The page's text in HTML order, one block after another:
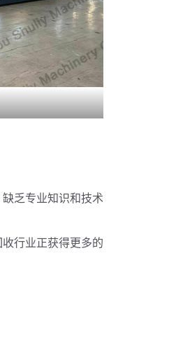
乏专业知识和技术
行业正获得更多的